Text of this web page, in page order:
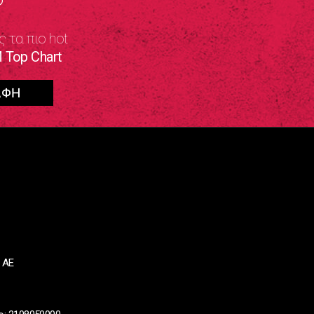
τα πιο hot
Top Chart
ΑΕ